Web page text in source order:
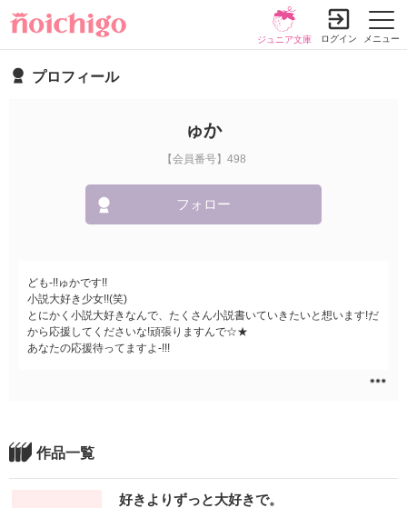
メニュー
ジュニア文庫 ログイン
プロフィール
ゅか
【会員番号】498
フォロー
ども-!!ゅかです!!
小説大好き少女!!(笑)
とにかく小説大好きなんで、たくさん小説書いていきたいと想います!だ
から応援してくださいな!頑張りますんで☆★
あなたの応援待ってますよ-!!!
作品一覧
好きよりずっと大好きで。